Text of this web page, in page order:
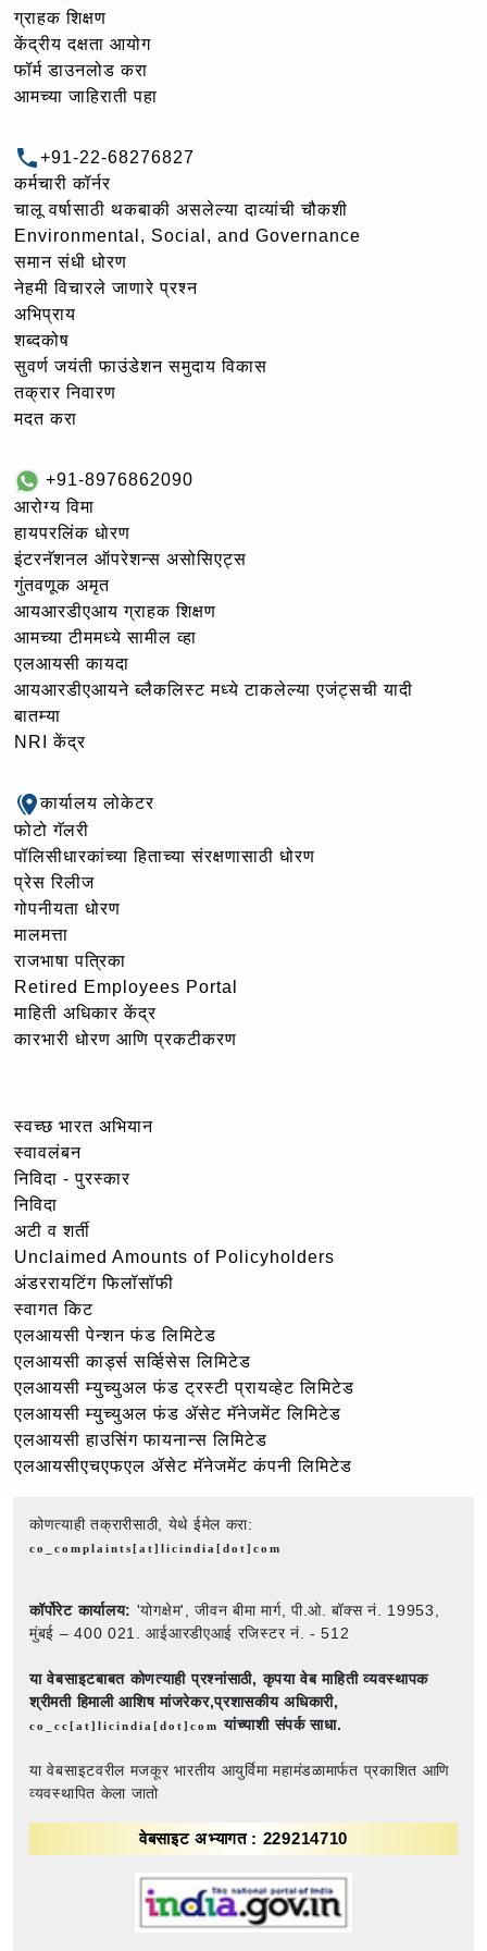
ग्राहक शिक्षण
केंद्रीय दक्षता आयोग
फॉर्म डाउनलोड करा
आमच्या जाहिराती पहा
+91-22-68276827
कर्मचारी कॉर्नर
चालू वर्षासाठी थकबाकी असलेल्या दाव्यांची चौकशी
Environmental, Social, and Governance
समान संधी धोरण
नेहमी विचारले जाणारे प्रश्न
अभिप्राय
शब्दकोष
सुवर्ण जयंती फाउंडेशन समुदाय विकास
तक्रार निवारण
मदत करा
+91-8976862090
आरोग्य विमा
हायपरलिंक धोरण
इंटरनॅशनल ऑपरेशन्स असोसिएट्स
गुंतवणूक अमृत
आयआरडीएआय ग्राहक शिक्षण
आमच्या टीममध्ये सामील व्हा
एलआयसी कायदा
आयआरडीएआयने ब्लैकलिस्ट मध्ये टाकलेल्या एजंट्सची यादी
बातम्या
NRI केंद्र
कार्यालय लोकेटर
फोटो गॅलरी
पॉलिसीधारकांच्या हिताच्या संरक्षणासाठी धोरण
प्रेस रिलीज
गोपनीयता धोरण
मालमत्ता
राजभाषा पत्रिका
Retired Employees Portal
माहिती अधिकार केंद्र
कारभारी धोरण आणि प्रकटीकरण
स्वच्छ भारत अभियान
स्वावलंबन
निविदा - पुरस्कार
निविदा
अटी व शर्ती
Unclaimed Amounts of Policyholders
अंडररायटिंग फिलॉसॉफी
स्वागत किट
एलआयसी पेन्शन फंड लिमिटेड
एलआयसी कार्ड्स सर्व्हिसेस लिमिटेड
एलआयसी म्युच्युअल फंड ट्रस्टी प्रायव्हेट लिमिटेड
एलआयसी म्युच्युअल फंड ॲसेट मॅनेजमेंट लिमिटेड
एलआयसी हाउसिंग फायनान्स लिमिटेड
एलआयसीएचएफएल ॲसेट मॅनेजमेंट कंपनी लिमिटेड
कोणत्याही तक्रारीसाठी, येथे ईमेल करा:
co_complaints[at]licindia[dot]com
कॉर्पोरेट कार्यालय: 'योगक्षेम', जीवन बीमा मार्ग, पी.ओ. बॉक्स नं. 19953,
मुंबई – 400 021. आईआरडीएआई रजिस्टर नं. - 512
या वेबसाइटबाबत कोणत्याही प्रश्नांसाठी, कृपया वेब माहिती व्यवस्थापक
श्रीमती हिमाली आशिष मांजरेकर,प्रशासकीय अधिकारी,
co_cc[at]licindia[dot]comयांच्याशी संपर्क साधा.
या वेबसाइटवरील मजकूर भारतीय आयुर्विमा महामंडळामार्फत प्रकाशित आणि
व्यवस्थापित केला जातो
वेबसाइट अभ्यागत : 229214710